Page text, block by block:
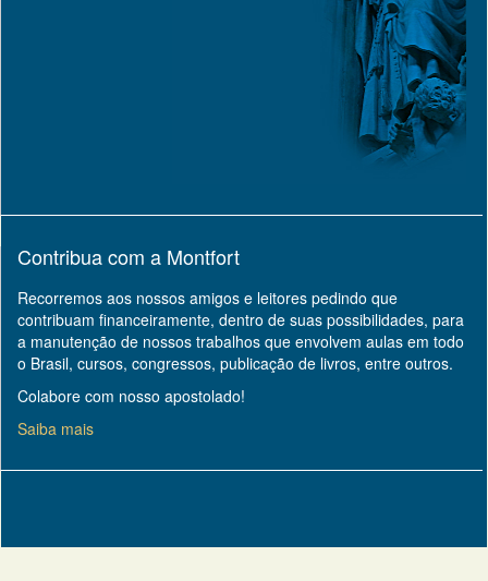
Contribua com a Montfort
Recorremos aos nossos amigos e leitores pedindo que
contribuam financeiramente, dentro de suas possibilidades, para
a manutenção de nossos trabalhos que envolvem aulas em todo
o Brasil, cursos, congressos, publicação de livros, entre outros.
Colabore com nosso apostolado!
Saiba mais